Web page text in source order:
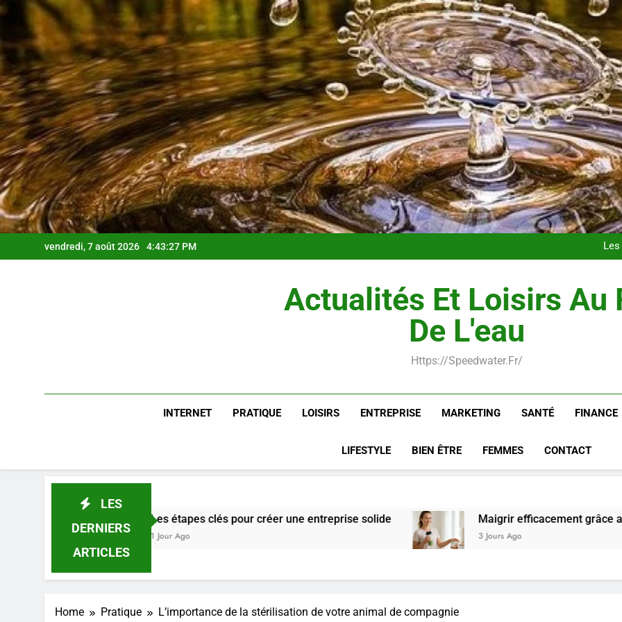
Skip
content
vendredi, 7 août 2026 4:43:28 PM
Postures de yoga
Les
Maigrir efficacement
Les
Maigrir efficacement
Actualités Et Loisirs Au
De L'eau
Https://speedwater.fr/
INTERNET PRATIQUE LOISIRS ENTREPRISE MARKETING SANTÉ FINANCE
LIFESTYLE BIEN ÊTRE FEMMES CONTACT
LES
DERNIERS
ARTICLES
Les étapes clés pour créer une entreprise solide
1 Jour Ago
Maigrir efficacement grâce aux substituts de
3 Jours Ago
Home Pratique L’importance de la stérilisation de votre animal de compagnie